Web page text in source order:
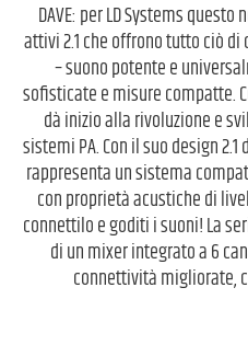
DAVE: per LD Systems
attivi 2.1 che offrono tutto ciò di
– suono potente e
sofisticate e misure compatte.
dà inizio alla rivoluzione e
sistemi PA. Con il suo design
rappresenta un sistema
con proprietà acustiche di
connettilo e goditi i suoni! La
di un mixer integrato a 6
connettività migliorate,